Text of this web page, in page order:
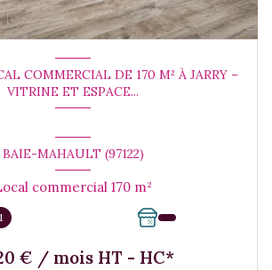
COMMERCIAL DE 170 M² À JARRY –
VITRINE ET ESPACE...
BAIE-MAHAULT (97122)
Local commercial 170 m²
1
€ / mois HT - HC*